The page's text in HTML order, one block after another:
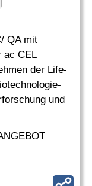
QA mit
ac CEL
der Life-
und